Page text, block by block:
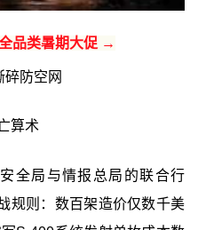
品类暑期大促 →
碎防空网
算术
全局与情报总局的联合行
规则：数百架造价仅数千美